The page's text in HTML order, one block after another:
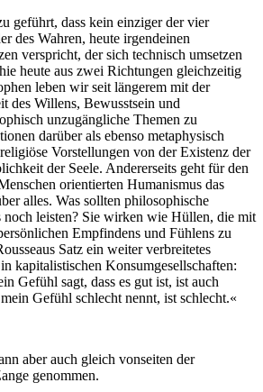
geführt, dass kein einziger der vier
des Wahren, heute irgendeinen
verspricht, der sich technisch umsetzen
heute aus zwei Richtungen gleichzeitig
leben wir seit längerem mit der
des Willens, Bewusstsein und
unzugängliche Themen zu
darüber als ebenso metaphysisch
Vorstellungen von der Existenz der
der Seele. Andererseits geht für den
orientierten Humanismus das
alles. Was sollten philosophische
noch leisten? Sie wirken wie Hüllen, die mit
Empfindens und Fühlens zu
Satz ein weiter verbreitetes
kapitalistischen Konsumgesellschaften:
Gefühl sagt, dass es gut ist, ist auch
Gefühl schlecht nennt, ist schlecht.«
aber auch gleich vonseiten der
genommen.